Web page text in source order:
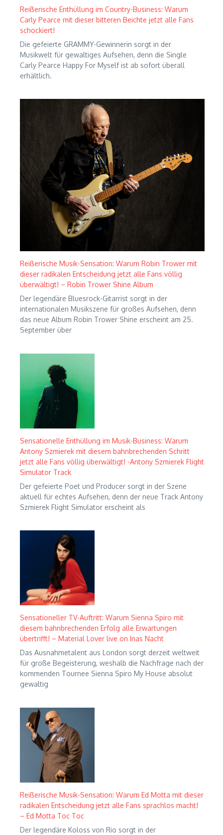
Reißerische Enthüllung im Country-Business: Warum
Carly Pearce mit dieser bitteren Beichte jetzt alle Fans
schockiert!
Die gefeierte GRAMMY-Gewinnerin sorgt in der
Musikwelt für gewaltiges Aufsehen, denn die Single
Carly Pearce Happy For Myself ist ab sofort überall
erhältlich.
Reißerische Musik-Sensation: Warum Robin Trower mit
dieser radikalen Entscheidung jetzt alle Fans völlig
überwältigt! – Robin Trower Shine Album
Der legendäre Bluesrock-Gitarrist sorgt in der
internationalen Musikszene für großes Aufsehen, denn
das neue Album Robin Trower Shine erscheint am 25.
September über
Sensationelle Enthüllung im Musik-Business: Warum
Antony Szmierek mit diesem bahnbrechenden Schritt
jetzt alle Fans völlig überwältigt! -Antony Szmierek Flight
Simulator Track
Der gefeierte Poet und Producer sorgt in der Szene
aktuell für echtes Aufsehen, denn der neue Track Antony
Szmierek Flight Simulator erscheint als
Sensationeller TV-Auftritt: Warum Sienna Spiro mit
diesem bahnbrechenden Erfolg alle Erwartungen
übertrifft! – Material Lover live on Inas Nacht
Das Ausnahmetalent aus London sorgt derzeit weltweit
für große Begeisterung, weshalb die Nachfrage nach der
kommenden Tournee Sienna Spiro My House absolut
gewaltig
Reißerische Musik-Sensation: Warum Ed Motta mit dieser
radikalen Entscheidung jetzt alle Fans sprachlos macht!
– Ed Motta Toc Toc
Der legendäre Koloss von Rio sorgt in der